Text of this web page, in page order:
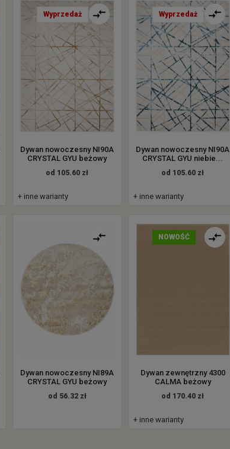
Wyprzedaż
Dywan nowoczesny NI90A
CRYSTAL GYU beżowy
od 105.60 zł
+ inne warianty
Wyprzedaż
Dywan nowoczesny NI90A
CRYSTAL GYU niebie...
od 105.60 zł
+ inne warianty
Dywan nowoczesny NI89A
CRYSTAL GYU beżowy
od 56.32 zł
NOWOŚĆ
Dywan zewnętrzny 4300
CALMA beżowy
od 170.40 zł
+ inne warianty